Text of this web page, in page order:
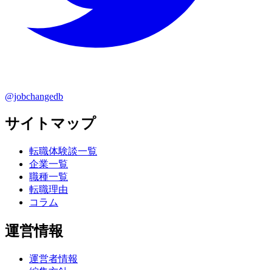
@jobchangedb
サイトマップ
転職体験談一覧
企業一覧
職種一覧
転職理由
コラム
運営情報
運営者情報